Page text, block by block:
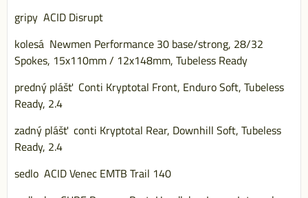
gripy ACID Disrupt
kolesá Newmen Performance 30 base/strong, 28/32
Spokes, 15x110mm / 12x148mm, Tubeless Ready
predný plášť Conti Kryptotal Front, Enduro Soft, Tubeless
Ready, 2.4
zadný plášť conti Kryptotal Rear, Downhill Soft, Tubeless
Ready, 2.4
sedlo ACID Venec EMTB Trail 140